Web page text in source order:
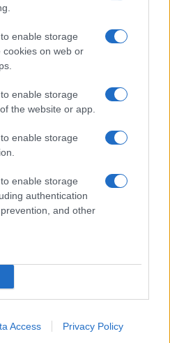
enable storage
cookies on web or
enable storage
the website or app.
enable storage
enable storage
authentication
and other
Access Privacy Policy
agosto, migliora il tempo in
poliziotto in vacanza salva 6
tra i feriti